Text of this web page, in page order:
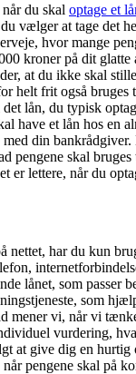
du skal optage et
vælger at tage det
hvor mange
kroner på dit glatte
at du ikke skal
helt frit også bruges
lån, du typisk
have et lån hos en
din
pengene skal
er lettere, når du
nettet, har du kun
lånet, som passer
som
mener vi, når vi
vurdering,
at give dig en hurtig
pengene skal på